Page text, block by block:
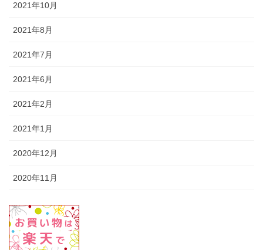
2021年10月
2021年8月
2021年7月
2021年6月
2021年2月
2021年1月
2020年12月
2020年11月